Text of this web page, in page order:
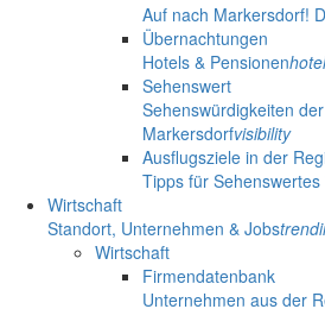
Auf nach Markersdorf!
Übernachtungen
Hotels & Pensionenhotel
Sehenswert
Sehenswürdigkeiten
Markersdorfvisibility
Ausflugsziele in der
Tipps für Sehenswertes
Wirtschaft
Standort, Unternehmen & Jobs
Wirtschaft
Firmendatenbank
Unternehmen aus der